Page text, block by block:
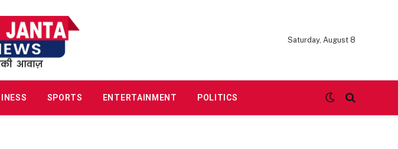
Saturday, August 8
SPORTS ENTERTAINMENT POLITICS